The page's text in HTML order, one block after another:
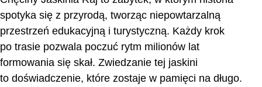
spotyka się z przyrodą, tworząc niepowtarzalną
przestrzeń edukacyjną i turystyczną. Każdy krok
po trasie pozwala poczuć rytm milionów lat
formowania się skał. Zwiedzanie tej jaskini
to doświadczenie, które zostaje w pamięci na długo.